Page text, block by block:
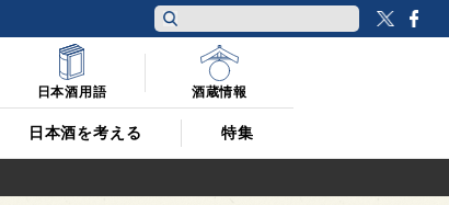
日本酒を考える 特集
日本酒用語 酒蔵情報